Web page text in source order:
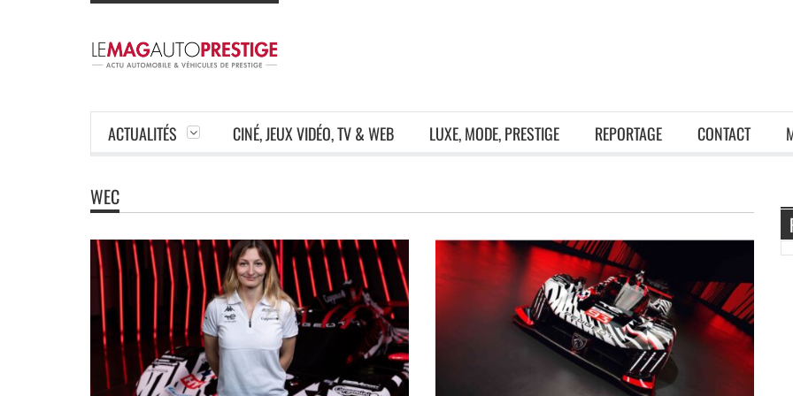
ACTUALITÉS CINÉ, JEUX VIDÉO, TV & WEB LUXE, MODE, PRESTIGE REPORTAGE CONTACT
WEC